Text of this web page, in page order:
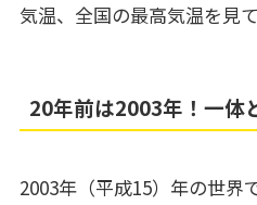
気温、全国の最高気温を見
20年前は2003年！一体
2003年（平成15）年の世界